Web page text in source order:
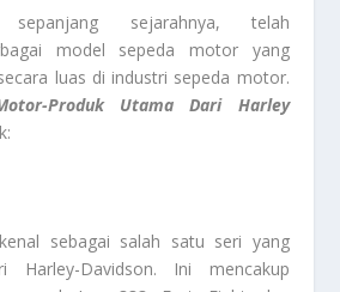
sepanjang sejarahnya, telah
model sepeda motor yang
luas di industri sepeda motor.
Produk Utama Dari Harley
sebagai salah satu seri yang
Harley-Davidson. Ini mencakup